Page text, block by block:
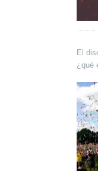
El
¿qué